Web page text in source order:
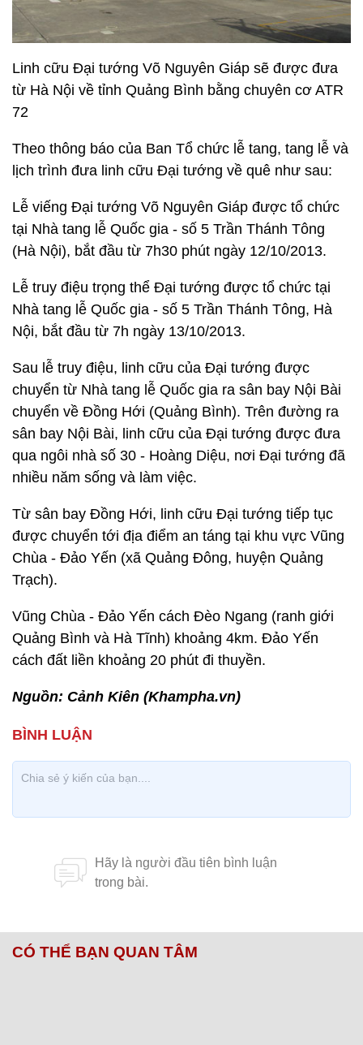
Linh cữu Đại tướng Võ Nguyên Giáp sẽ được đưa
từ Hà Nội về tỉnh Quảng Bình bằng chuyên cơ ATR
72
Theo thông báo của Ban Tổ chức lễ tang, tang lễ và
lịch trình đưa linh cữu Đại tướng về quê như sau:
Lễ viếng Đại tướng Võ Nguyên Giáp được tổ chức
tại Nhà tang lễ Quốc gia - số 5 Trần Thánh Tông
(Hà Nội), bắt đầu từ 7h30 phút ngày 12/10/2013.
Lễ truy điệu trọng thể Đại tướng được tổ chức tại
Nhà tang lễ Quốc gia - số 5 Trần Thánh Tông, Hà
Nội, bắt đầu từ 7h ngày 13/10/2013.
Sau lễ truy điệu, linh cữu của Đại tướng được
chuyển từ Nhà tang lễ Quốc gia ra sân bay Nội Bài
chuyển về Đồng Hới (Quảng Bình). Trên đường ra
sân bay Nội Bài, linh cữu của Đại tướng được đưa
qua ngôi nhà số 30 - Hoàng Diệu, nơi Đại tướng đã
nhiều năm sống và làm việc.
Từ sân bay Đồng Hới, linh cữu Đại tướng tiếp tục
được chuyển tới địa điểm an táng tại khu vực Vũng
Chùa - Đảo Yến (xã Quảng Đông, huyện Quảng
Trạch).
Vũng Chùa - Đảo Yến cách Đèo Ngang (ranh giới
Quảng Bình và Hà Tĩnh) khoảng 4km. Đảo Yến
cách đất liền khoảng 20 phút đi thuyền.
Nguồn: Cảnh Kiên (Khampha.vn)
CÓ THỂ BẠN QUAN TÂM